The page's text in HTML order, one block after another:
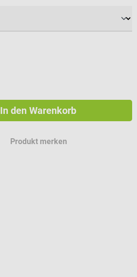
In den Warenkorb
Produkt merken